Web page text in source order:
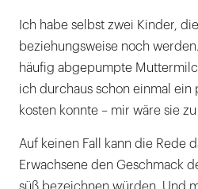
Ich habe selbst zwei Kinder,
beziehungsweise noch
häufig abgepumpte
ich durchaus schon einmal ein
kosten konnte – mir wäre sie zu
Auf keinen Fall kann die Rede
Erwachsene den Geschmack